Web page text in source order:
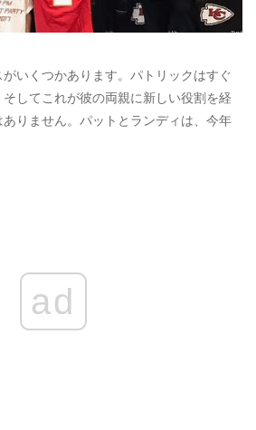
いくつかあります。パトリックはすぐ
してこれが彼の両親に新しい役割を経
りません。パットとランディは、今年
ad